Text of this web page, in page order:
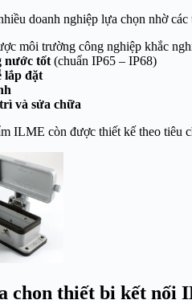
doanh nghiệp lựa chọn nhờ các
môi trường công nghiệp khắc
nước tốt (chuẩn IP65 – IP68)
lắp đặt
và sửa chữa
ILME còn được thiết kế theo tiêu
chọn thiết bị kết nối